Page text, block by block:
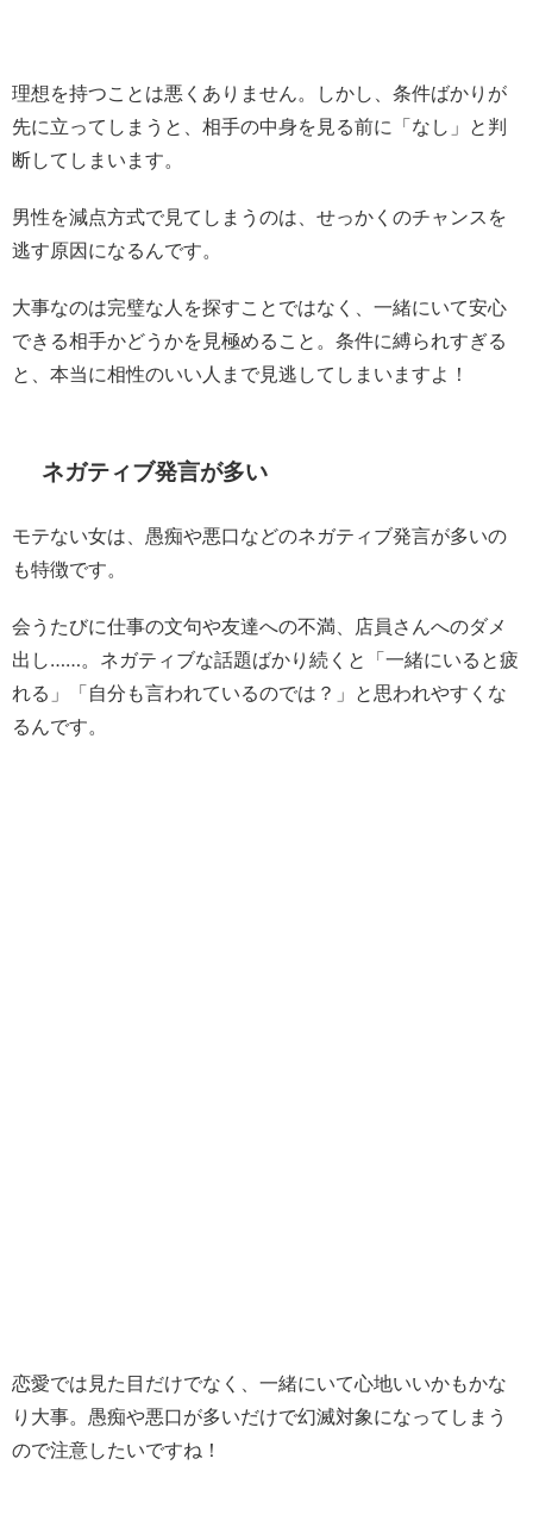
理想を持つことは悪くありません。しかし、条件ばかりが
先に立ってしまうと、相手の中身を見る前に「なし」と判
断してしまいます。
男性を減点方式で見てしまうのは、せっかくのチャンスを
逃す原因になるんです。
大事なのは完璧な人を探すことではなく、一緒にいて安心
できる相手かどうかを見極めること。条件に縛られすぎる
と、本当に相性のいい人まで見逃してしまいますよ！
ネガティブ発言が多い
モテない女は、愚痴や悪口などのネガティブ発言が多いの
も特徴です。
会うたびに仕事の文句や友達への不満、店員さんへのダメ
出し……。ネガティブな話題ばかり続くと「一緒にいると疲
れる」「自分も言われているのでは？」と思われやすくな
るんです。
恋愛では見た目だけでなく、一緒にいて心地いいかもかな
り大事。愚痴や悪口が多いだけで幻滅対象になってしまう
ので注意したいですね！